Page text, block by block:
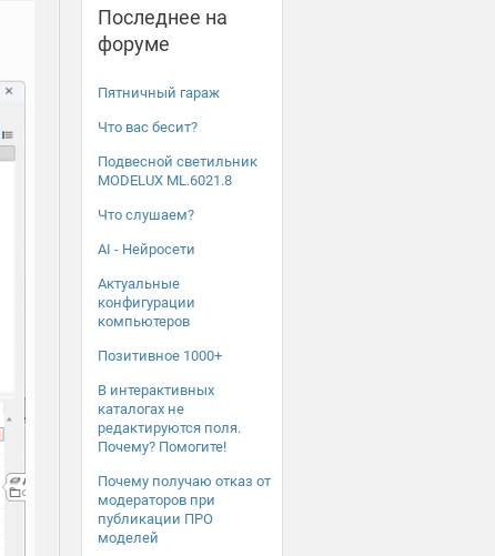
Последнее на
форуме
Пятничный гараж
Что вас бесит?
Подвесной светильник
MODELUX ML.6021.8
Что слушаем?
AI - Нейросети
Актуальные
конфигурации
компьютеров
Позитивное 1000+
В интерактивных
каталогах не
редактируются поля.
Почему? Помогите!
Почему получаю отказ от
модераторов при
публикации ПРО
моделей